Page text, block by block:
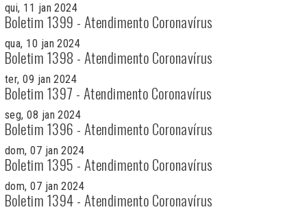
qui, 11 jan 2024
Boletim 1399 - Atendimento Coronavírus
qua, 10 jan 2024
Boletim 1398 - Atendimento Coronavírus
ter, 09 jan 2024
Boletim 1397 - Atendimento Coronavírus
seg, 08 jan 2024
Boletim 1396 - Atendimento Coronavírus
dom, 07 jan 2024
Boletim 1395 - Atendimento Coronavírus
dom, 07 jan 2024
Boletim 1394 - Atendimento Coronavírus